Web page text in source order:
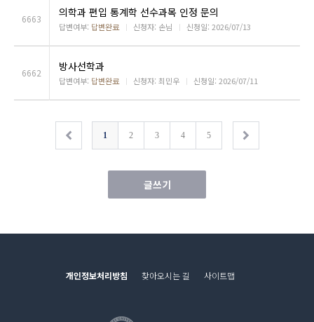
6663 의학과 편입 통계학 선수과목 인정 문의
답변여부: 답변완료 ㅣ 신청자: 손님 ㅣ 신청일: 2026/07/13
6662 방사선학과
답변여부: 답변완료 ㅣ 신청자: 최민우 ㅣ 신청일: 2026/07/11
1 2 3 4 5
글쓰기
개인정보처리방침 찾아오시는 길 사이트맵